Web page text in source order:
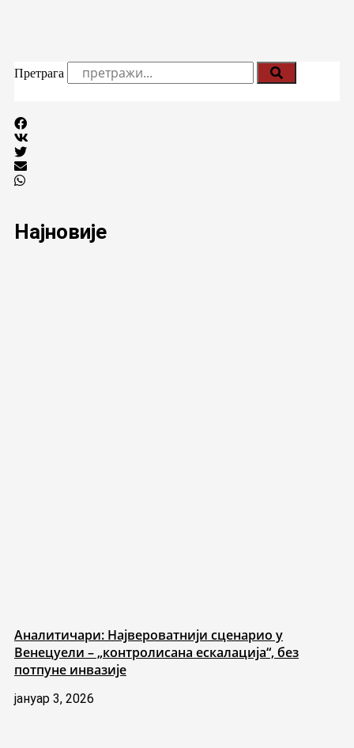
Претрага
Најновије
Аналитичари: Највероватнији сценарио у
Венецуели – „контролисана ескалација“, без
потпуне инвазије
јануар 3, 2026